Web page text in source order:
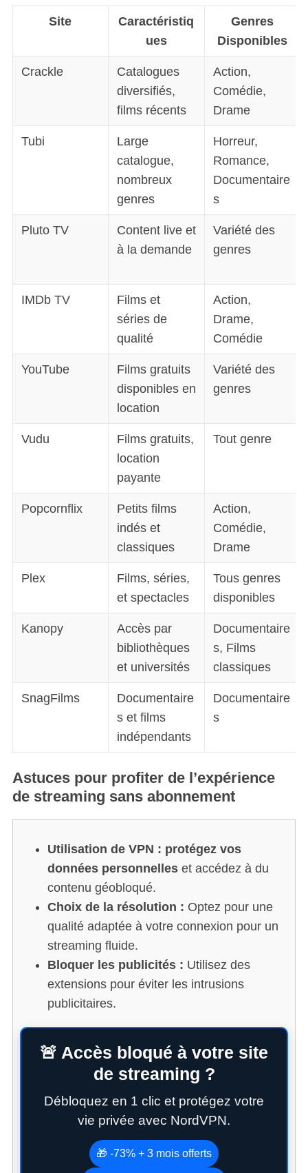
Site
Caractéristiq
ues
Genres
Disponibles
Crackle
Catalogues
diversifiés,
films récents
Action,
Comédie,
Drame
Tubi
Large
catalogue,
nombreux
genres
Horreur,
Romance,
Documentaire
s
Pluto TV
Content live et
à la demande
Variété des
genres
IMDb TV
Films et
séries de
qualité
Action,
Drame,
Comédie
YouTube
Films gratuits
disponibles en
location
Variété des
genres
Vudu
Films gratuits,
location
payante
Tout genre
Popcornflix
Petits films
indés et
classiques
Action,
Comédie,
Drame
Plex
Films, séries,
et spectacles
Tous genres
disponibles
Kanopy
Accès par
bibliothèques
et universités
Documentaire
s, Films
classiques
SnagFilms
Documentaire
s et films
indépendants
Documentaire
s
Astuces pour profiter de l’expérience
de streaming sans abonnement
Utilisation de VPN : protégez vos
données personnelleset accédez à du
contenu géobloqué.
Choix de la résolution : Optez pour une
qualité adaptée à votre connexion pour un
streaming fluide.
Bloquer les publicités : Utilisez des
extensions pour éviter les intrusions
publicitaires.
🚨 Accès bloqué à votre site
de streaming ?
Débloquez en 1 clic et protégez votre
vie privée avec NordVPN.
🎁 -73% + 3 mois offerts